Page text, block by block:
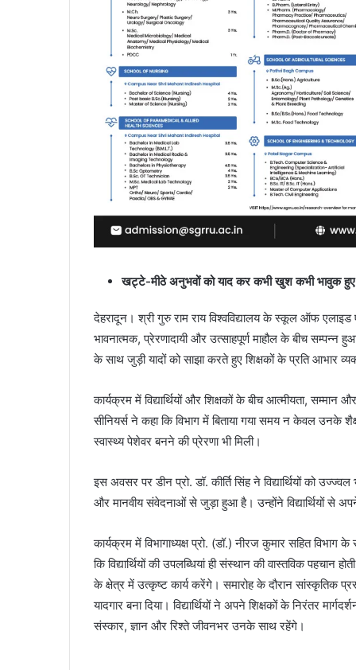
खट्टे-मीठे अनुभवों को याद कर कभी खुश कभी भावुक हुए
देहरादून। श्री गुरु राम राय विश्वविद्यालय के स्कूल ऑफ एलाइड
भावनात्मक, प्रेरणादायी और उत्साहपूर्ण माहौल के बीच
के साथ जुड़ी यादों को साझा करते हुए शिक्षकों के प्रति आभार
कार्यक्रम में विद्यार्थियों और शिक्षकों के बीच आत्मीयता,
सीनियर्स ने कहा कि विभाग में बिताया गया समय न केवल उनके
स्वास्थ्य पेशेवर बनने की प्रेरणा भी मिली।
इस अवसर पर डीन प्रो. डॉ. कीर्ति सिंह ने विद्यार्थियों को
और मानवीय संवेदनाओं से जुड़ा हुआ है। उन्होंने विद्यार्थियों से
कार्यक्रम में विभागाध्यक्ष प्रो. (डॉ.) नीरज कुमार सहित विभाग
कि विद्यार्थियों की उपलब्धियां ही संस्थान की वास्तविक पहचान
के क्षेत्र में उत्कृष्ट कार्य करेंगे। समारोह के दौरान सांस्कृतिक
यादगार बना दिया। विद्यार्थियों ने अपने शिक्षकों के निरंतर
संस्कार, ज्ञान और रिश्ते जीवनभर उनके साथ रहेंगे।